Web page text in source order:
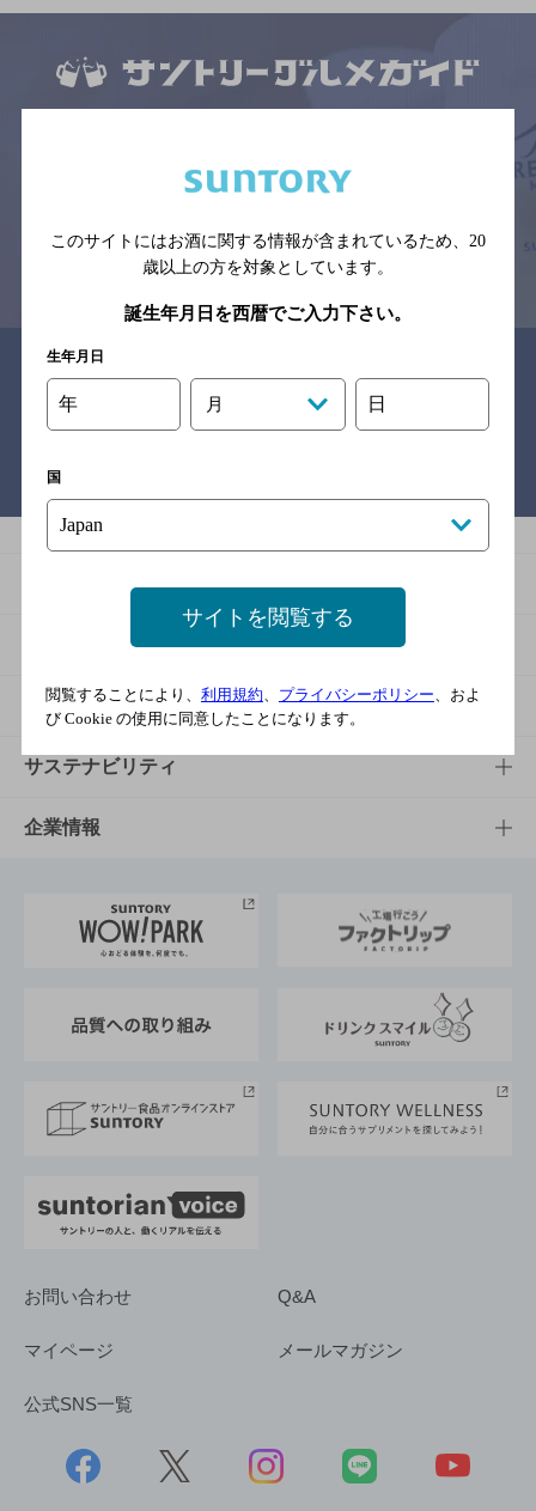
予告なしに変更されることがありますので、
念のためお店にご確認の上ご来店くださいますようお願い申し上げま
情報提供：ぐるなび
商品一覧
商品発売情報
栄養成分一覧
知る・楽しむ
知る・楽しむTOP
キャンペーン
工場見学
地域情報
文化・スポーツ
文化・スポーツTOP
サントリーホール
サントリーサンバーズ大阪
サステナビリティ
サステナビリティTOP
サントリーが考えるサステナビリティ経営
企業情報
企業概要
採用情報
お問い合わせ Q&A
マイページ メールマガジン
公式SNS一覧
このサイトにはお酒に関する情報が含まれているため、 20
歳以上の方を対象としています。
誕生年月日を西暦でご入力下さい。
生年月日
年 月 日
国
サイトを閲覧する
閲覧することにより、 利用規約 プライバシーポリシー 、およ
び Cookie の使用に同意したことになります。